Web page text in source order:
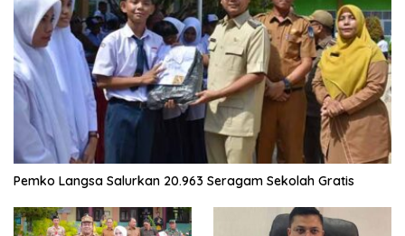
Pemko Langsa Salurkan 20.963 Seragam Sekolah Gratis